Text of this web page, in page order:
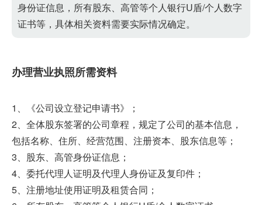
身份证信息，所有股东、高管等个人银行U盾/个人数字
证书等，具体相关资料需要实际情况确定。
办理营业执照所需资料
1、《公司设立登记申请书》；
2、全体股东签署的公司章程，规定了公司的基本信息，
包括名称、住所、经营范围、注册资本、股东信息等；
3、股东、高管身份证信息；
4、委托代理人证明及代理人身份证及复印件；
5、注册地址使用证明及租赁合同；